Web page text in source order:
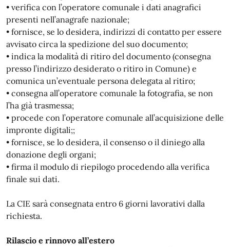
• verifica con l’operatore comunale i dati anagrafici
presenti nell’anagrafe nazionale;
• fornisce, se lo desidera, indirizzi di contatto per essere
avvisato circa la spedizione del suo documento;
• indica la modalità di ritiro del documento (consegna
presso l’indirizzo desiderato o ritiro in Comune) e
comunica un’eventuale persona delegata al ritiro;
• consegna all’operatore comunale la fotografia, se non
l’ha già trasmessa;
• procede con l’operatore comunale all’acquisizione delle
impronte digitali;;
• fornisce, se lo desidera, il consenso o il diniego alla
donazione degli organi;
• firma il modulo di riepilogo procedendo alla verifica
finale sui dati.
La CIE sarà consegnata entro 6 giorni lavorativi dalla
richiesta.
Rilascio e rinnovo all’estero